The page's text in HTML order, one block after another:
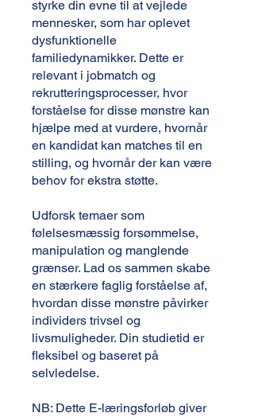
styrke din evne til at vejlede
mennesker, som har oplevet
dysfunktionelle
familiedynamikker. Dette er
relevant i jobmatch og
rekrutteringsprocesser, hvor
forståelse for disse mønstre kan
hjælpe med at vurdere, hvornår
en kandidat kan matches til en
stilling, og hvornår der kan være
behov for ekstra støtte.
Udforsk temaer som
følelsesmæssig forsømmelse,
manipulation og manglende
grænser. Lad os sammen skabe
en stærkere faglig forståelse af,
hvordan disse mønstre påvirker
individers trivsel og
livsmuligheder. Din studietid er
fleksibel og baseret på
selvledelse.
NB: Dette E-læringsforløb giver